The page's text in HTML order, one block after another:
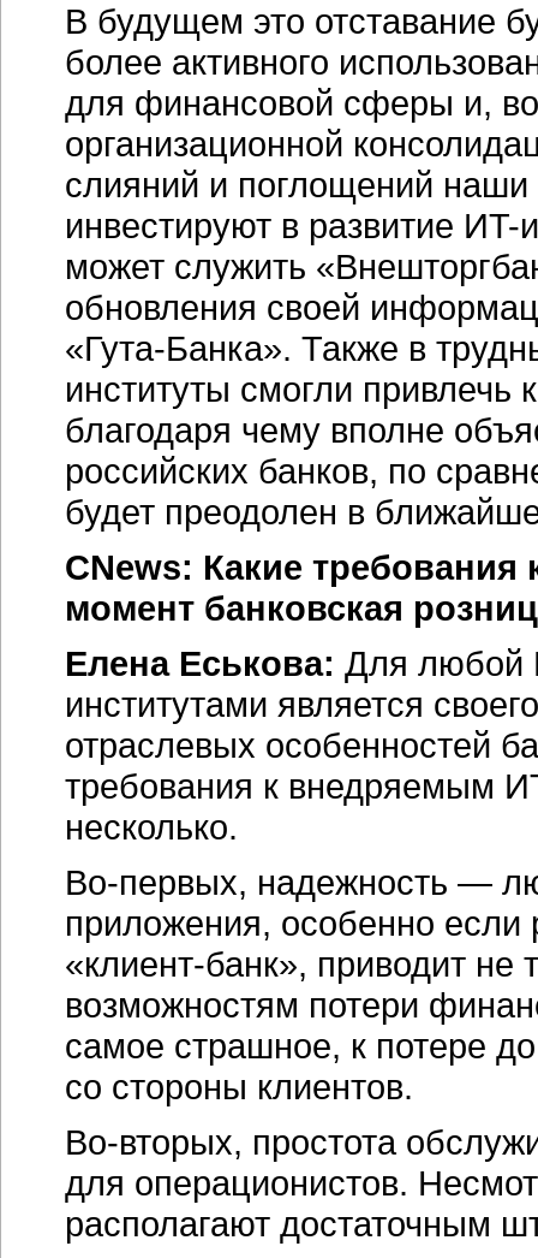
В будущем это отставание
более активного
для финансовой сферы и,
организационной
слияний и поглощений
инвестируют в развитие ИT-
может служить
обновления своей
«Гута-Банка». Также в
институты смогли привлечь
благодаря чему вполне
российских банков, по
будет преодолен в
CNews: Какие
момент банковская
Елена Еськова: Для любой
институтами является
отраслевых особенностей
требования к внедряемым
несколько.
Во-первых, надежность —
приложения, особенно если
«клиент-банк», приводит не
возможностям потери
самое страшное, к потере
со стороны клиентов.
Во-вторых, простота
для операционистов.
располагают достаточным